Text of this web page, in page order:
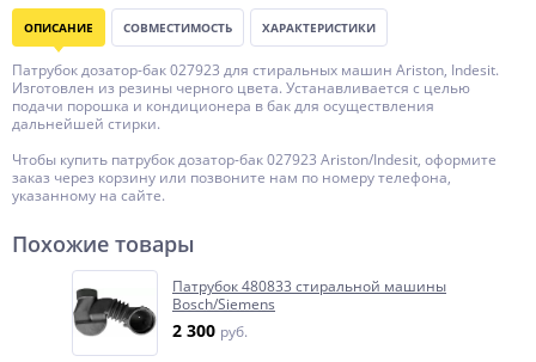
ОПИСАНИЕ СОВМЕСТИМОСТЬ ХАРАКТЕРИСТИКИ
Патрубок дозатор-бак 027923 для стиральных машин Ariston, Indesit.
Изготовлен из резины черного цвета. Устанавливается с целью
подачи порошка и кондиционера в бак для осуществления
дальнейшей стирки.
Чтобы купить патрубок дозатор-бак 027923 Ariston/Indesit, оформите
заказ через корзину или позвоните нам по номеру телефона,
указанному на сайте.
Похожие товары
Патрубок 480833 стиральной машины
Bosch/Siemens
2 300 руб.